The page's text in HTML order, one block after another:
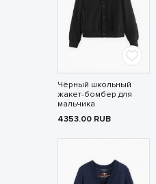
Чёрный школьный
жакет-бомбер для
мальчика
4353.00 RUB